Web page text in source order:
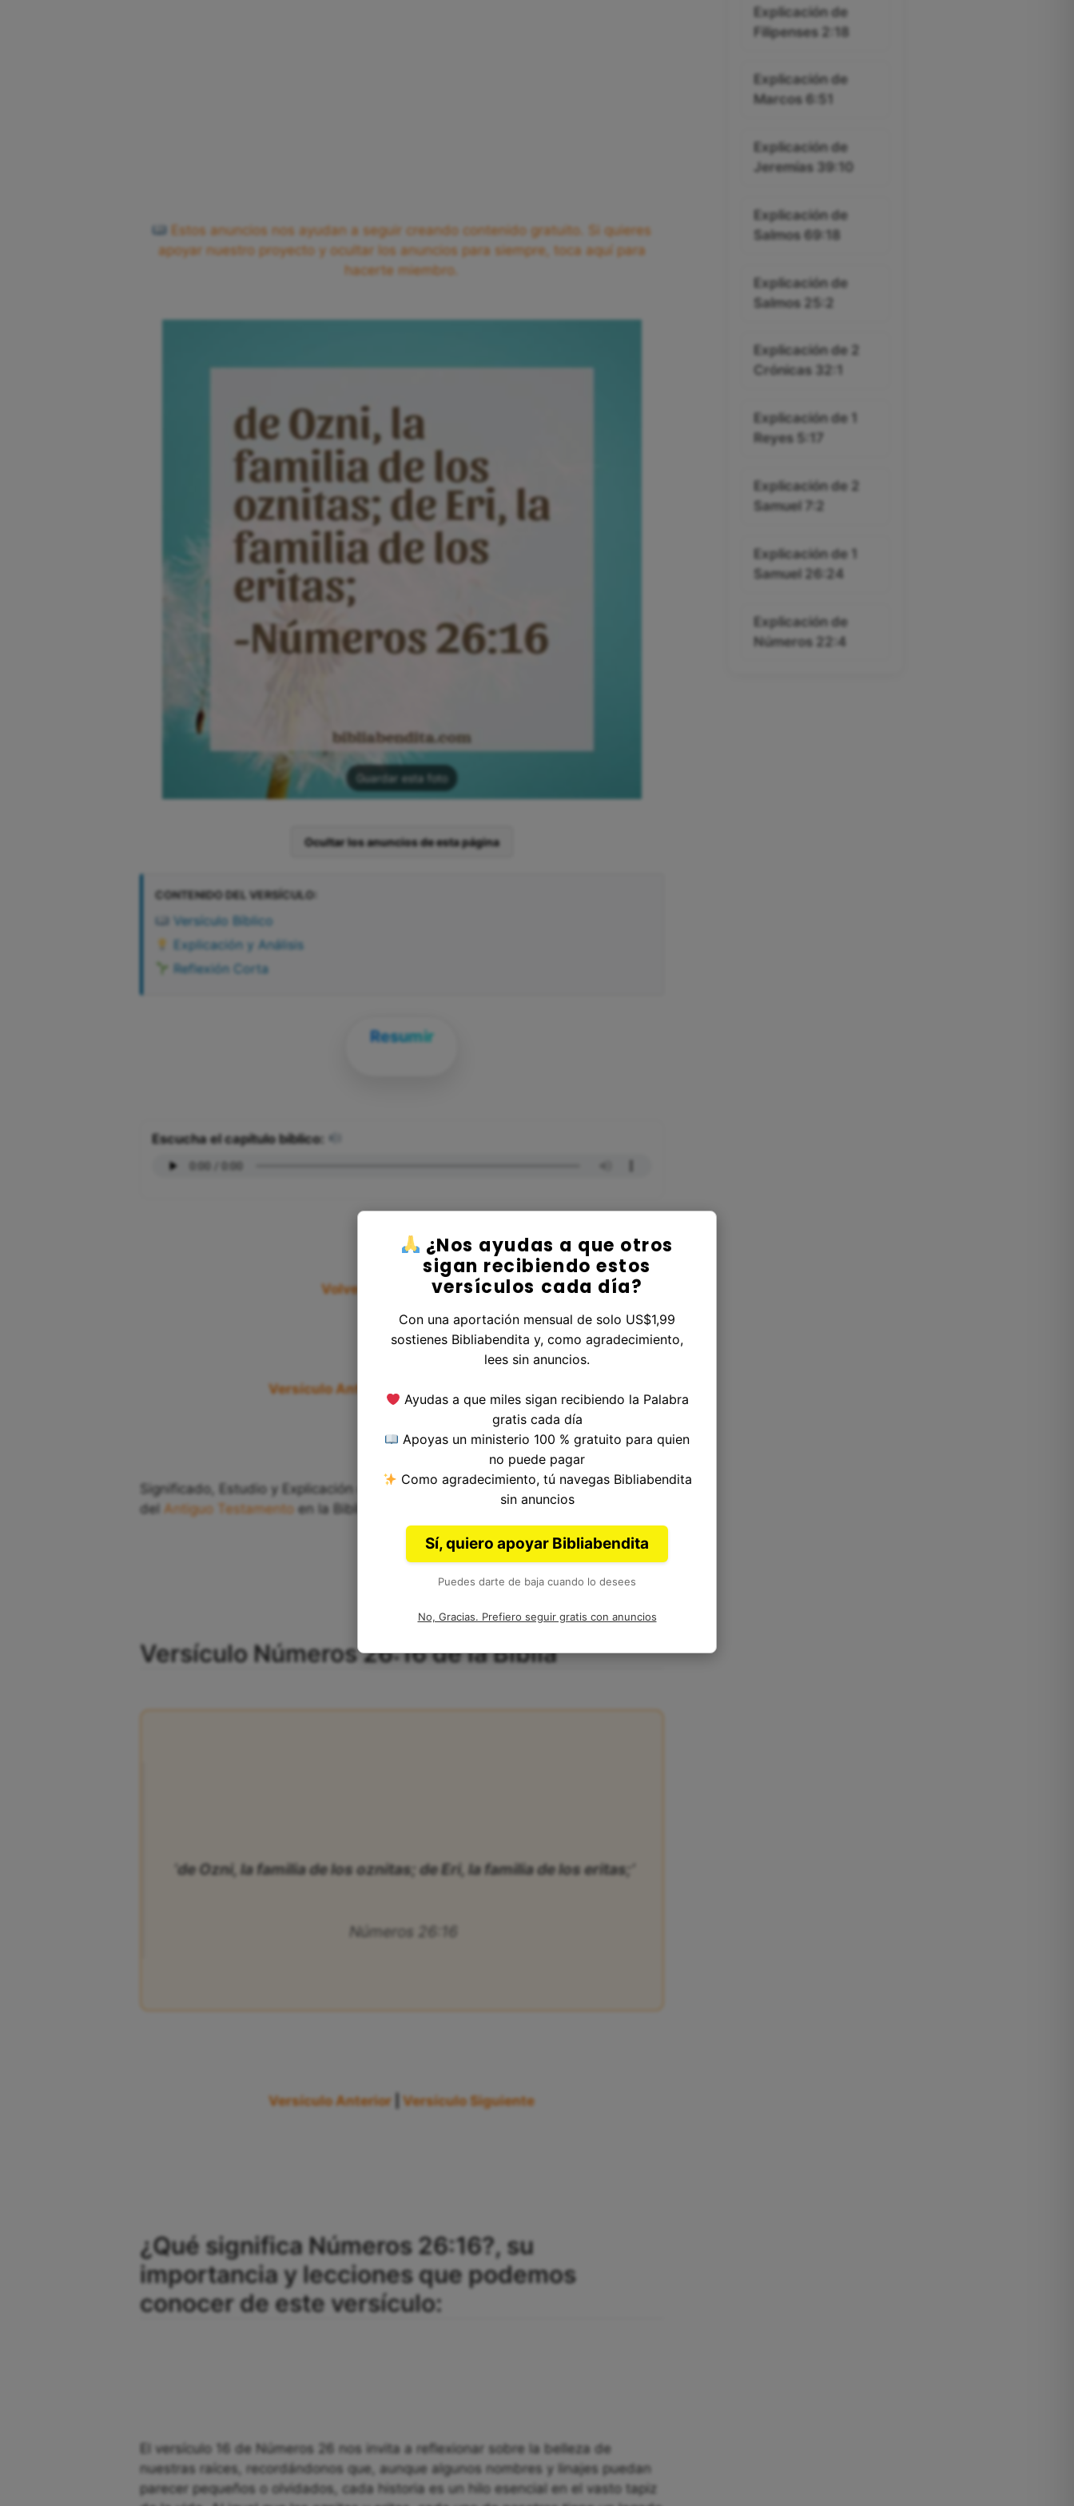
Estos anuncios nos ayudan a seguir creando contenido gratuito. Si quieres
apoyar nuestro proyecto y ocultar los anuncios para siempre, toca aquí para
hacerte miembro.
Guardar esta foto
Ocultar los anuncios de esta página
CONTENIDO DEL VERSÍCULO:
Versículo Bíblico
Explicación y Análisis
Reflexión Corta
Resumir
Escucha el capítulo bíblico:
Volver al Libro Números
Versículo Anterior
Significado, Estudio y Explicación del Versículo 16, Capítulo 26, Libro de Números
del Antiguo Testamentoen la Biblia. Autor: Moisés.
Versículo Números 26:16 de la Biblia
‘de Ozni, la familia de los oznitas; de Eri, la familia de los eritas;’
Números 26:16
Versículo Anterior |Versículo Siguiente
¿Qué significa Números 26:16?, su
importancia y lecciones que podemos
conocer de este versículo:
El versículo 16 de Números 26 nos invita a reflexionar sobre la belleza de
nuestras raíces, recordándonos que, aunque algunos nombres y linajes puedan
parecer pequeños o olvidados, cada historia es un hilo esencial en el vasto tapiz
Explicación de
Filipenses 2:18
Explicación de
Marcos 6:51
Explicación de
Jeremías 39:10
Explicación de
Salmos 69:18
Explicación de
Salmos 25:2
Explicación de 2
Crónicas 32:1
Explicación de 1
Reyes 5:17
Explicación de 2
Samuel 7:2
Explicación de 1
Samuel 26:24
Explicación de
Números 22:4
¿Nos ayudas a que otros
sigan recibiendo estos
versículos cada día?
Con una aportación mensual de solo US$1,99
sostienes Bibliabendita y, como agradecimiento,
lees sin anuncios.
Ayudas a que miles sigan recibiendo la Palabra
gratis cada día
Apoyas un ministerio 100 % gratuito para quien
no puede pagar
Como agradecimiento, tú navegas Bibliabendita
sin anuncios
Sí, quiero apoyar Bibliabendita
Puedes darte de baja cuando lo desees
No, Gracias. Prefiero seguir gratis con anuncios